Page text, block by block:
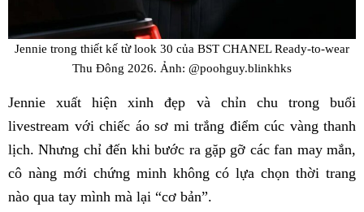
Jennie trong thiết kế từ look 30 của BST CHANEL Ready-to-wear
Thu Đông 2026. Ảnh: @poohguy.blinkhks
Jennie xuất hiện xinh đẹp và chỉn chu trong buổi
livestream với chiếc áo sơ mi trắng điểm cúc vàng thanh
lịch. Nhưng chỉ đến khi bước ra gặp gỡ các fan may mắn,
cô nàng mới chứng minh không có lựa chọn thời trang
nào qua tay mình mà lại “cơ bản”.